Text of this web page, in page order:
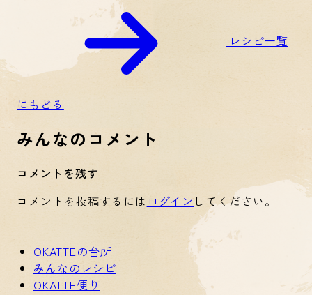
レシピ一覧
にもどる
みんなのコメント
コメントを残す
コメントを投稿するには ログイン してください。
OKATTEの台所
みんなのレシピ
OKATTE便り